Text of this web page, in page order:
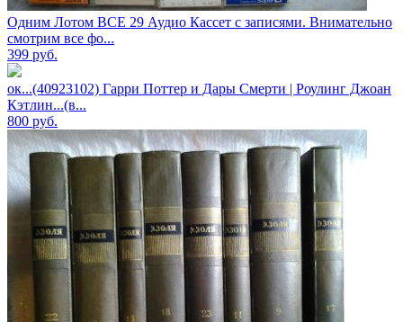
Одним Лотом ВСЕ 29 Аудио Кассет с записями. Внимательно
смотрим все фо...
399 руб.
ок...(40923102) Гарри Поттер и Дары Смерти | Роулинг Джоан
Кэтлин...(в...
800 руб.